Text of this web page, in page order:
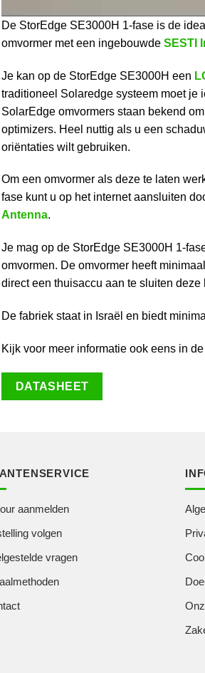
De StorEdge SE3000H 1-fase is de
omvormer met een ingebouwde SESTI
Je kan op de StorEdge SE3000H een
traditioneel Solaredge systeem moet je
SolarEdge omvormers staan bekend
optimizers. Heel nuttig als u een
oriëntaties wilt gebruiken.
Om een omvormer als deze te laten
fase kunt u op het internet aansluiten
Antenna.
Je mag op de StorEdge SE3000H 1-
omvormen. De omvormer heeft
direct een thuisaccu aan te sluiten deze
De fabriek staat in Israël en biedt
Kijk voor meer informatie ook eens in de
DATASHEET
aanmelden
volgen
vragen